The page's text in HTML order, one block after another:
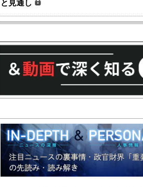
と見通し